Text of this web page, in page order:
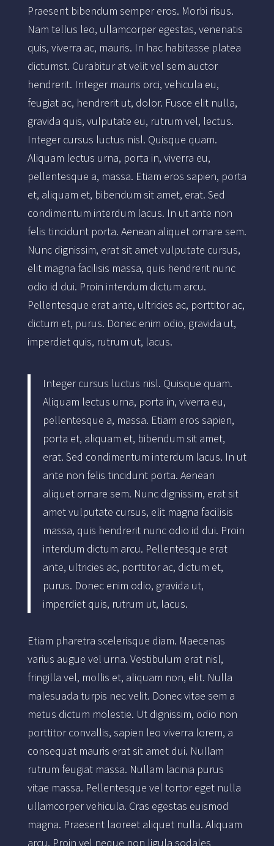
Praesent bibendum semper eros. Morbi risus.
Nam tellus leo, ullamcorper egestas, venenatis
quis, viverra ac, mauris. In hac habitasse platea
dictumst. Curabitur at velit vel sem auctor
hendrerit. Integer mauris orci, vehicula eu,
feugiat ac, hendrerit ut, dolor. Fusce elit nulla,
gravida quis, vulputate eu, rutrum vel, lectus.
Integer cursus luctus nisl. Quisque quam.
Aliquam lectus urna, porta in, viverra eu,
pellentesque a, massa. Etiam eros sapien, porta
et, aliquam et, bibendum sit amet, erat. Sed
condimentum interdum lacus. In ut ante non
felis tincidunt porta. Aenean aliquet ornare sem.
Nunc dignissim, erat sit amet vulputate cursus,
elit magna facilisis massa, quis hendrerit nunc
odio id dui. Proin interdum dictum arcu.
Pellentesque erat ante, ultricies ac, porttitor ac,
dictum et, purus. Donec enim odio, gravida ut,
imperdiet quis, rutrum ut, lacus.
Integer cursus luctus nisl. Quisque quam.
Aliquam lectus urna, porta in, viverra eu,
pellentesque a, massa. Etiam eros sapien,
porta et, aliquam et, bibendum sit amet,
erat. Sed condimentum interdum lacus. In ut
ante non felis tincidunt porta. Aenean
aliquet ornare sem. Nunc dignissim, erat sit
amet vulputate cursus, elit magna facilisis
massa, quis hendrerit nunc odio id dui. Proin
interdum dictum arcu. Pellentesque erat
ante, ultricies ac, porttitor ac, dictum et,
purus. Donec enim odio, gravida ut,
imperdiet quis, rutrum ut, lacus.
Etiam pharetra scelerisque diam. Maecenas
varius augue vel urna. Vestibulum erat nisl,
fringilla vel, mollis et, aliquam non, elit. Nulla
malesuada turpis nec velit. Donec vitae sem a
metus dictum molestie. Ut dignissim, odio non
porttitor convallis, sapien leo viverra lorem, a
consequat mauris erat sit amet dui. Nullam
rutrum feugiat massa. Nullam lacinia purus
vitae massa. Pellentesque vel tortor eget nulla
ullamcorper vehicula. Cras egestas euismod
magna. Praesent laoreet aliquet nulla. Aliquam
arcu. Proin vel neque non ligula sodales